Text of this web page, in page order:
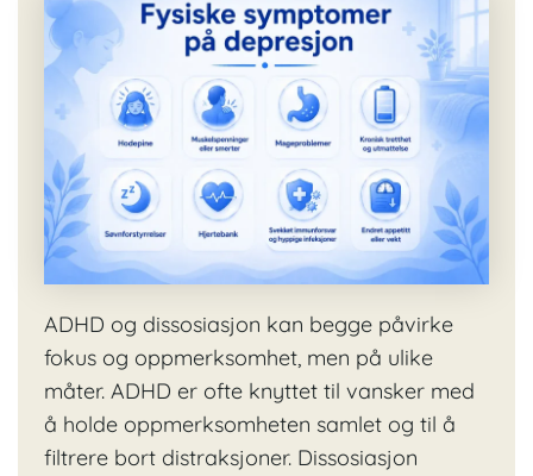
ADHD og dissosiasjon kan begge påvirke
fokus og oppmerksomhet, men på ulike
måter. ADHD er ofte knyttet til vansker med
å holde oppmerksomheten samlet og til å
filtrere bort distraksjoner. Dissosiasjon